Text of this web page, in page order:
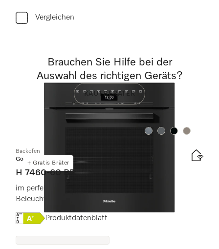
Vergleichen
+ Gratis Bräter
Farbe:Farbe:Farbe:Farbe:
Backofen
Gold
H 7460-60 BP
im perfekt kombinierbaren Design mit LED-
Beleuchtung und Pyrolyse.
Onlinelabel Image, Energielabel
Produktdatenblatt
Brauchen Sie Hilfe bei der
Auswahl des richtigen Geräts?
KAUFBERATER